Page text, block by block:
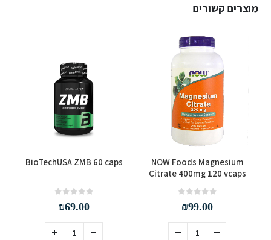
מוצרים קשורים
NOW Foods Magnesium
Citrate 400mg 120 vcaps
₪99.00
BioTechUSA ZMB 60 caps
₪69.00